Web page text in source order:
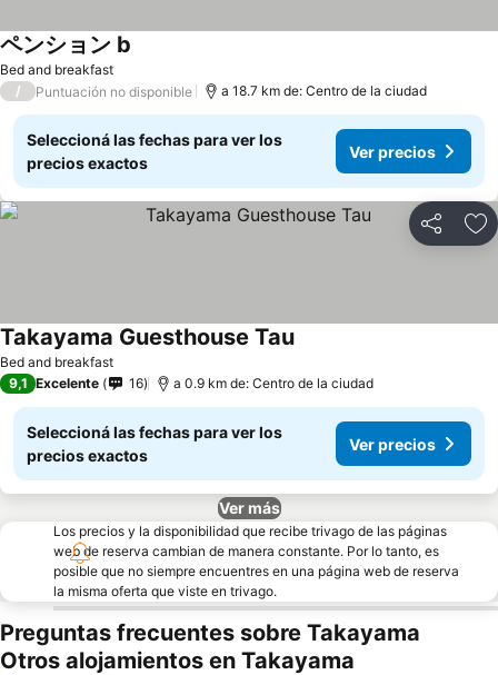
Bed and breakfast
ペンション b
/ Puntuación no disponible a 18.7 km de: Centro de la ciudad
Seleccioná las fechas para ver los
precios exactos
Ver precios
Compartir
Bed and breakfast
Takayama Guesthouse Tau
9,1 Excelente 16 a 0.9 km de: Centro de la ciudad
Seleccioná las fechas para ver los
precios exactos
Ver precios
Ver más
Los precios y la disponibilidad que recibe trivago de las páginas
web de reserva cambian de manera constante. Por lo tanto, es
posible que no siempre encuentres en una página web de reserva
la misma oferta que viste en trivago.
Preguntas frecuentes sobre Takayama
Otros alojamientos en Takayama